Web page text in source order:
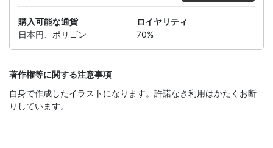
う
購入可能な通貨
日本円、ポリゴン
ロイヤリティ
70%
著作権等に関する注意事項
自身で作成したイラストになります。許諾なき利用はかたくお断
りしています。